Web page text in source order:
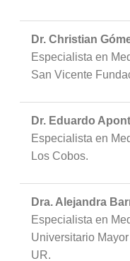
Dr. Christian
Especialista en
San Vicente
Dr. Eduardo
Especialista en
Los Cobos.
Dra. Alejandra
Especialista en
Universitario
UR.